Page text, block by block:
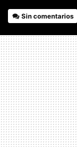
Sin comentarios